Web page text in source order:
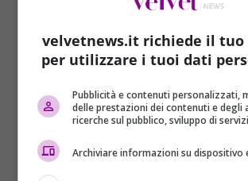
Eleonora Cadeddu,
sua vita oggi
velvetnews.it richiede il tuo
per utilizzare i tuoi dati
Pubblicità e contenuti personalizzati,
delle prestazioni dei contenuti e degli
ricerche sul pubblico, sviluppo di servizi
Archiviare informazioni su dispositivo